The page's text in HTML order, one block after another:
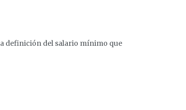
definición del salario mínimo que